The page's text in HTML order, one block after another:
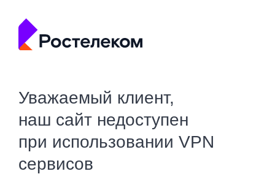
Уважаемый клиент,
наш сайт недоступен
при использовании VPN
сервисов